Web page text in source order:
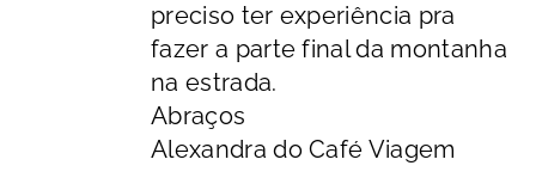
preciso ter experiência pra
fazer a parte final da montanha
na estrada.
Abraços
Alexandra do Café Viagem